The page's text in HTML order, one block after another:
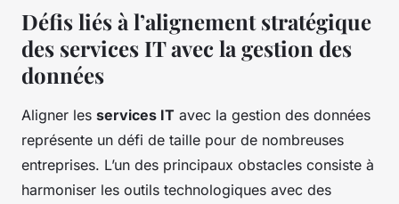
Défis liés à l’alignement stratégique
des services IT avec la gestion des
données
Aligner les services IT avec la gestion des données
représente un défi de taille pour de nombreuses
entreprises. L’un des principaux obstacles consiste à
harmoniser les outils technologiques avec des